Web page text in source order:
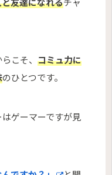
こそ、 コミュ力に
のひとつです。
ゲーマーですが見